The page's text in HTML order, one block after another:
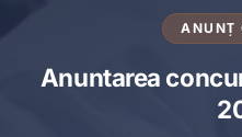
ANUNȚ
Anuntarea